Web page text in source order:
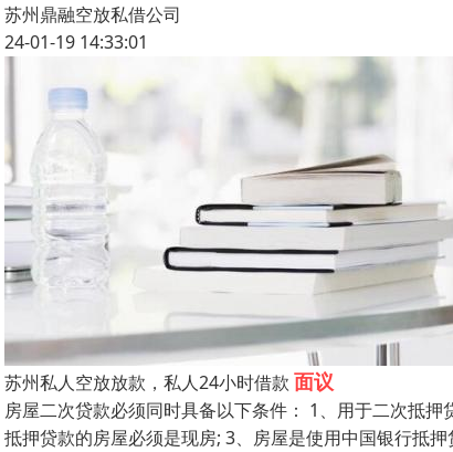
苏州鼎融空放私借公司
24-01-19 14:33:01
苏州私人空放放款，私人24小时借款 面议
房屋二次贷款必须同时具备以下条件： 1、用于二次抵
抵押贷款的房屋必须是现房; 3、房屋是使用中国银行抵